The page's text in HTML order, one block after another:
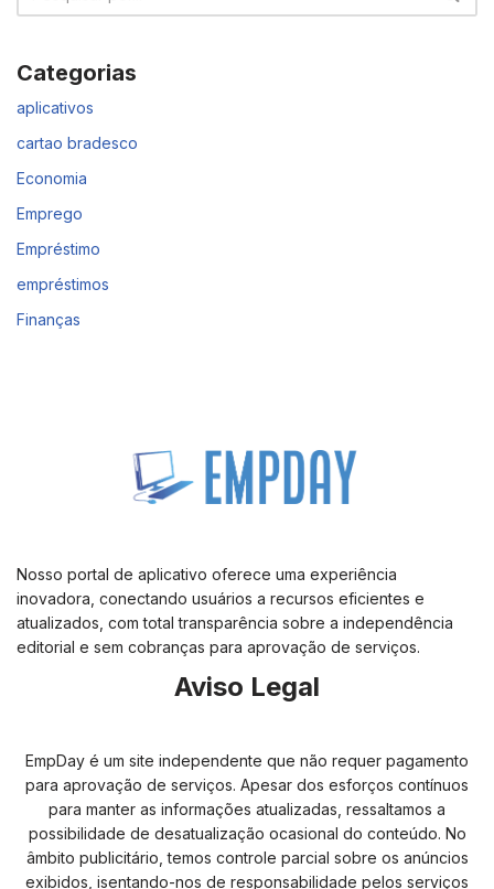
Categorias
aplicativos
cartao bradesco
Economia
Emprego
Empréstimo
empréstimos
Finanças
Nosso portal de aplicativo oferece uma experiência
inovadora, conectando usuários a recursos eficientes e
atualizados, com total transparência sobre a independência
editorial e sem cobranças para aprovação de serviços.
Aviso Legal
EmpDay é um site independente que não requer pagamento
para aprovação de serviços. Apesar dos esforços contínuos
para manter as informações atualizadas, ressaltamos a
possibilidade de desatualização ocasional do conteúdo. No
âmbito publicitário, temos controle parcial sobre os anúncios
exibidos, isentando-nos de responsabilidade pelos serviços